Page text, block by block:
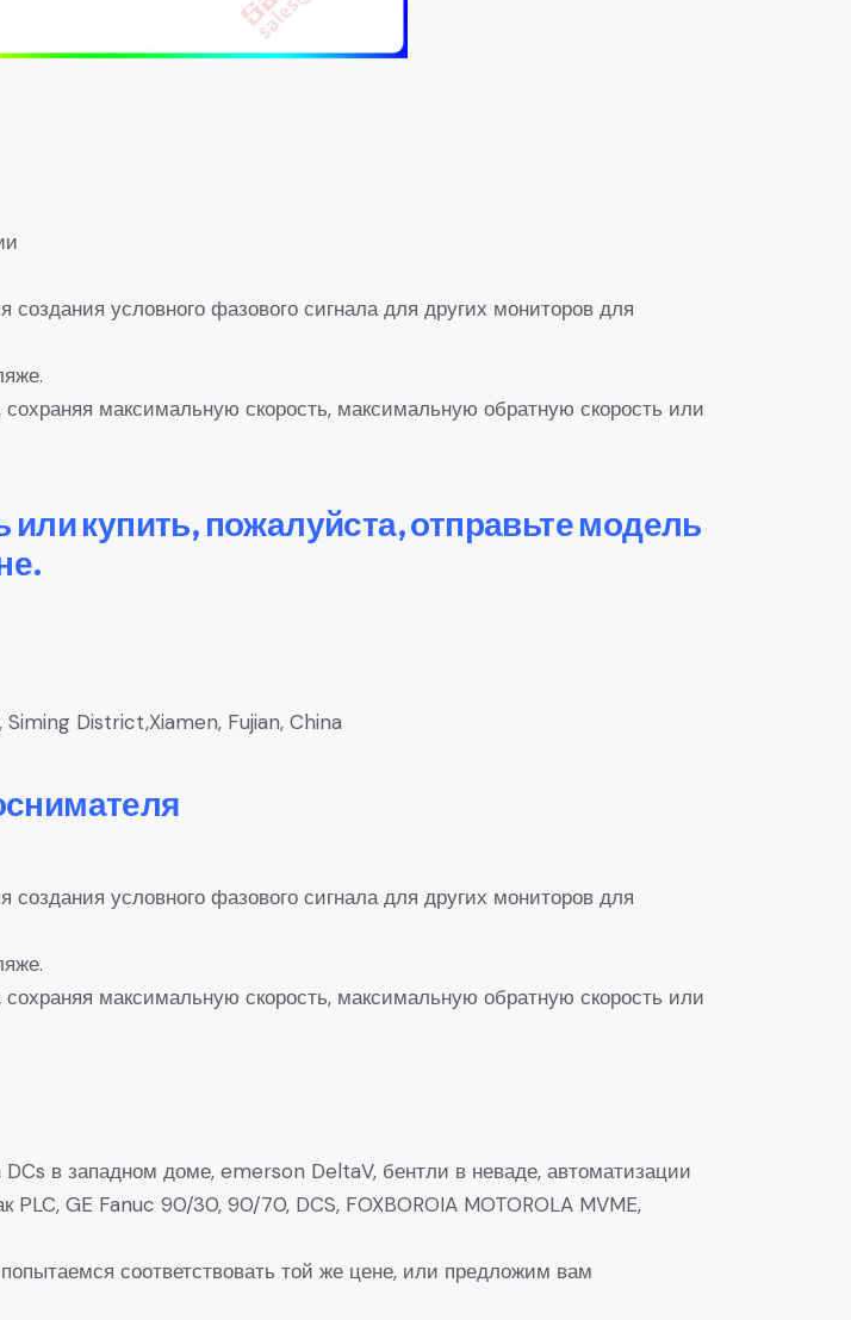
условного фазового сигнала для других мониторов для
максимальную скорость, максимальную обратную скорость или
купить, пожалуйста, отправьте модель
District,Xiamen, Fujian, China
условного фазового сигнала для других мониторов для
максимальную скорость, максимальную обратную скорость или
в западном доме, emerson DeltaV, бентли в неваде, автоматизации
GE Fanuc 90/30, 90/70, DCS, FOXBOROIA MOTOROLA MVME,
соответствовать той же цене, или предложим вам